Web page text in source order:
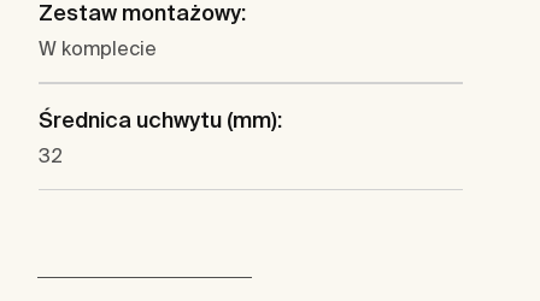
Zestaw montażowy:
W komplecie
Średnica uchwytu (mm):
32